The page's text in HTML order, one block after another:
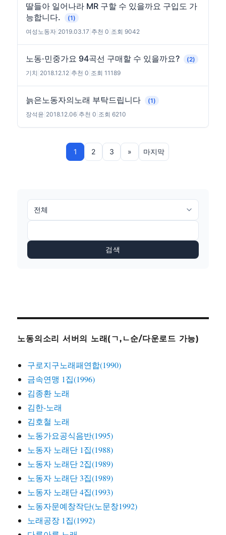
딸들아 일어나라 MR 구할 수 있을까요 구입도 가
능합니다.
(1)
여성노동자 2019.03.17 추천 0 조회 9042
노동·민중가요 94곡선 구매할 수 있을까요?
(2)
기치 2018.12.12 추천 0 조회 11189
늙은노동자의노래 부탁드립니다
(1)
장석윤 2018.12.06 추천 0 조회 6210
1 2 3 » 마지막
검색
노동의소리 서버의 노래(ㄱ,ㄴ순/다운로드 가능)
구로지구노래패연합(1990)
금속연맹 1집(1996)
김종환 노래
김한-노래
김호철 노래
노동가요공식음반(1995)
노동자 노래단 1집(1988)
노동자 노래단 2집(1989)
노동자 노래단 3집(1989)
노동자 노래단 4집(1993)
노동자문예창작단(노문창1992)
노래공장 1집(1992)